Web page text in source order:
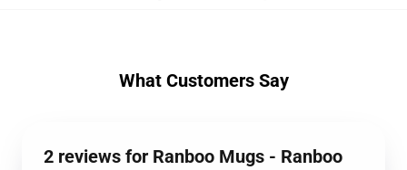
What Customers Say
2 reviews for Ranboo Mugs - Ranboo